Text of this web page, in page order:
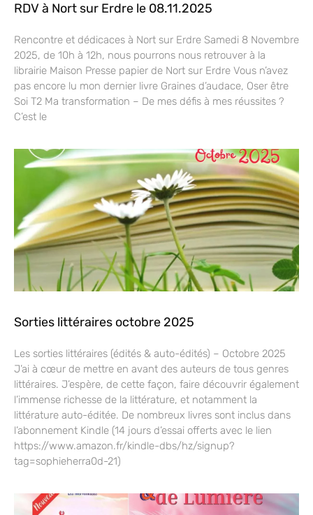
RDV à Nort sur Erdre le 08.11.2025
Rencontre et dédicaces à Nort sur Erdre Samedi 8 Novembre
2025, de 10h à 12h, nous pourrons nous retrouver à la
librairie Maison Presse papier de Nort sur Erdre Vous n’avez
pas encore lu mon dernier livre Graines d’audace, Oser être
Soi T2 Ma transformation – De mes défis à mes réussites ?
C’est le
Sorties littéraires octobre 2025
Les sorties littéraires (édités & auto-édités) – Octobre 2025
J’ai à cœur de mettre en avant des auteurs de tous genres
littéraires. J’espère, de cette façon, faire découvrir également
l’immense richesse de la littérature, et notamment la
littérature auto-éditée. De nombreux livres sont inclus dans
l’abonnement Kindle (14 jours d’essai offerts avec le lien
https://www.amazon.fr/kindle-dbs/hz/signup?
tag=sophieherra0d-21)